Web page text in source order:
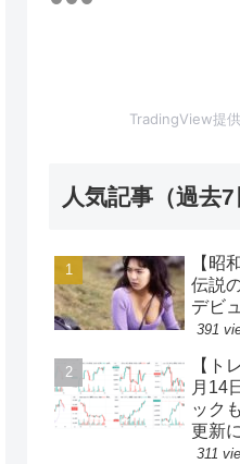
TradingView提
人気記事（過去7
【昭
伝説
デビ
391
【ト
月14
ック
更新
円一
311